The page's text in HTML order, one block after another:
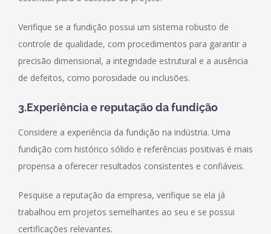
Verifique se a fundição possui um sistema robusto de
controle de qualidade, com procedimentos para garantir a
precisão dimensional, a integridade estrutural e a ausência
de defeitos, como porosidade ou inclusões.
3.Experiência e reputação da fundição
Considere a experiência da fundição na indústria. Uma
fundição com histórico sólido e referências positivas é mais
propensa a oferecer resultados consistentes e confiáveis.
Pesquise a reputação da empresa, verifique se ela já
trabalhou em projetos semelhantes ao seu e se possui
certificações relevantes.